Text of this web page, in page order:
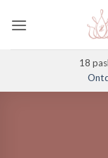
naar
18